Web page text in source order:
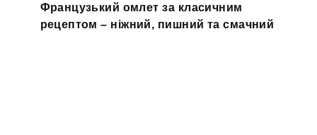
Французький омлет за класичним
рецептом – ніжний, пишний та смачний